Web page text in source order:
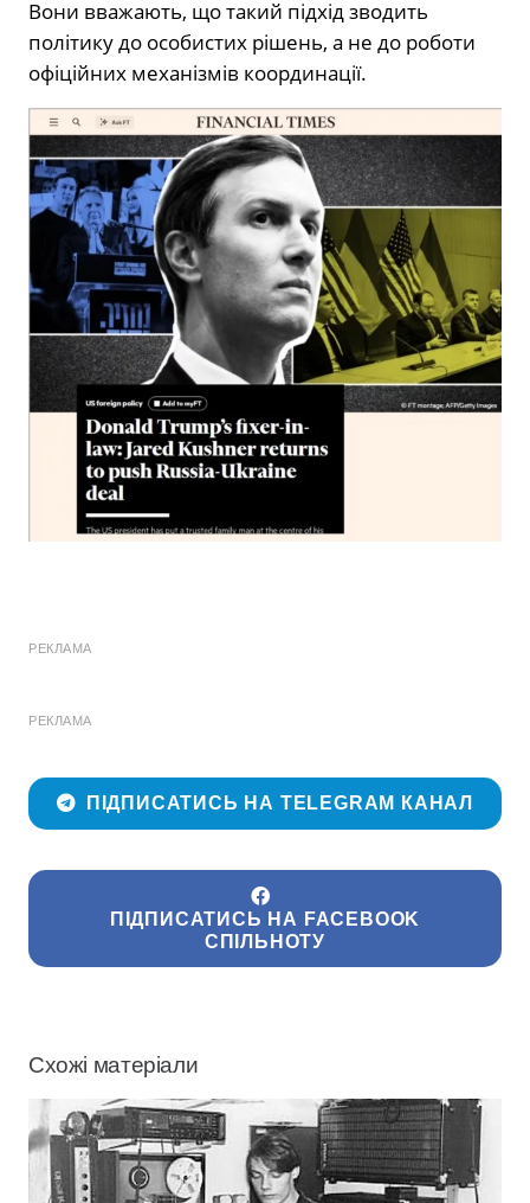
Вони вважають, що такий підхід зводить
політику до особистих рішень, а не до роботи
офіційних механізмів координації.
РЕКЛАМА
РЕКЛАМА
ПІДПИСАТИСЬ НА TELEGRAM КАНАЛ
ПІДПИСАТИСЬ НА FACEBOOK
СПІЛЬНОТУ
Схожі матеріали